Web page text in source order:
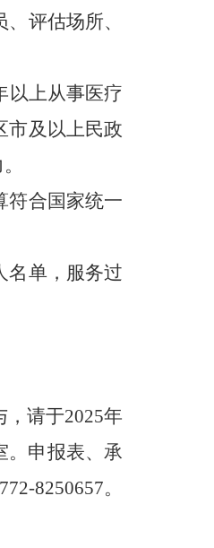
评估场所、
以上从事医疗
市及以上民政
符合国家统一
名单，服务过
请于2025年
。申报表、承
8250657。